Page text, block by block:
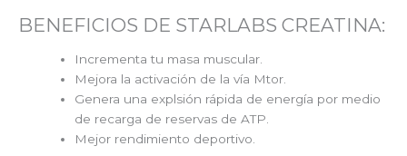
BENEFICIOS DE STARLABS CREATINA:
Incrementa tu masa muscular.
Mejora la activación de la vía Mtor.
Genera una explsión rápida de energía por medio
de recarga de reservas de ATP.
Mejor rendimiento deportivo.